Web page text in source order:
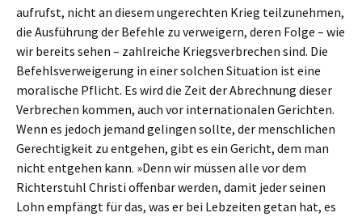
aufrufst, nicht an diesem ungerechten Krieg teilzunehmen,
die Ausführung der Befehle zu verweigern, deren Folge – wie
wir bereits sehen – zahlreiche Kriegsverbrechen sind. Die
Befehlsverweigerung in einer solchen Situation ist eine
moralische Pflicht. Es wird die Zeit der Abrechnung dieser
Verbrechen kommen, auch vor internationalen Gerichten.
Wenn es jedoch jemand gelingen sollte, der menschlichen
Gerechtigkeit zu entgehen, gibt es ein Gericht, dem man
nicht entgehen kann. »Denn wir müssen alle vor dem
Richterstuhl Christi offenbar werden, damit jeder seinen
Lohn empfängt für das, was er bei Lebzeiten getan hat, es